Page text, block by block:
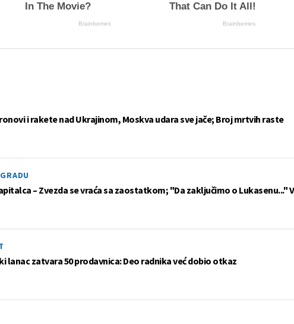
In The Movie?
Brainberries
That Can Do It All!
Brainberries
i rakete nad Ukrajinom, Moskva udara sve jače; Broj mrtvih raste
– Zvezda se vraća sa zaostatkom; "Da zaključimo o Lukasenu..."
lanac zatvara 50 prodavnica: Deo radnika već dobio otkaz